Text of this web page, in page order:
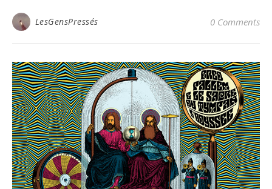
LesGensPressés 0 Comments